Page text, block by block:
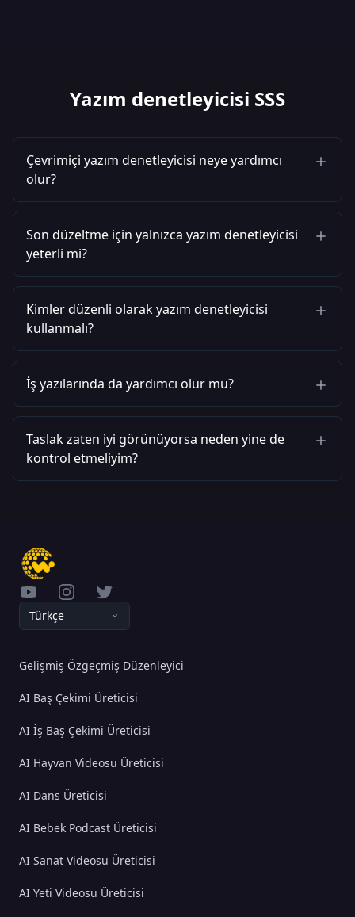
Yazım denetleyicisi SSS
Çevrimiçi yazım denetleyicisi neye yardımcı
olur?
Son düzeltme için yalnızca yazım denetleyicisi
yeterli mi?
Kimler düzenli olarak yazım denetleyicisi
kullanmalı?
İş yazılarında da yardımcı olur mu?
Taslak zaten iyi görünüyorsa neden yine de
kontrol etmeliyim?
YouTubeInstagramTwitter
Türkçe
Gelişmiş Özgeçmiş Düzenleyici
AI Baş Çekimi Üreticisi
AI İş Baş Çekimi Üreticisi
AI Hayvan Videosu Üreticisi
AI Dans Üreticisi
AI Bebek Podcast Üreticisi
AI Sanat Videosu Üreticisi
AI Yeti Videosu Üreticisi